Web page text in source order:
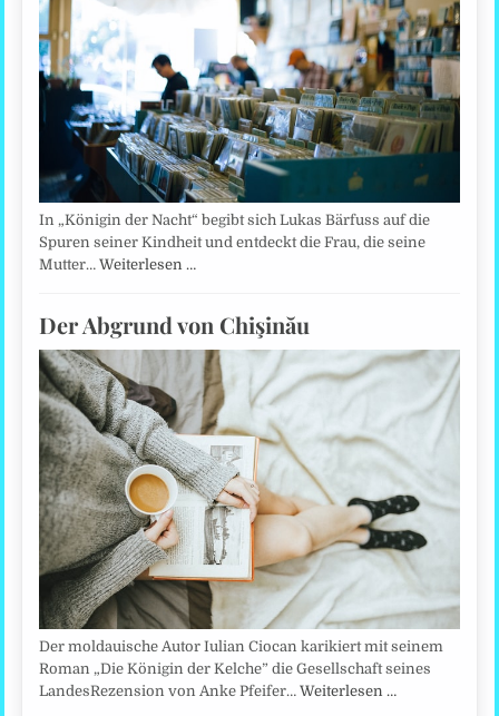
In „Königin der Nacht“ begibt sich Lukas Bärfuss auf die
Spuren seiner Kindheit und entdeckt die Frau, die seine
Mutter…Weiterlesen …
Der Abgrund von Chişinău
Der moldauische Autor Iulian Ciocan karikiert mit seinem
Roman „Die Königin der Kelche” die Gesellschaft seines
LandesRezension von Anke Pfeifer…Weiterlesen …